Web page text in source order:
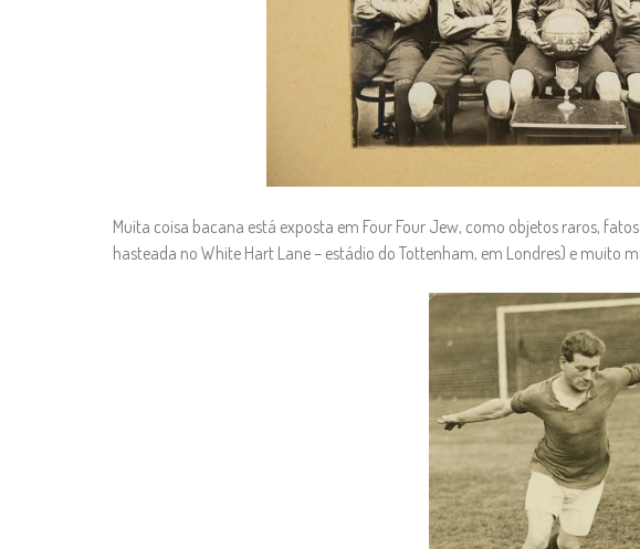
Muita coisa bacana está exposta em Four Four Jew, como objetos raros,
hasteada no White Hart Lane – estádio do Tottenham, em Londres) e muito